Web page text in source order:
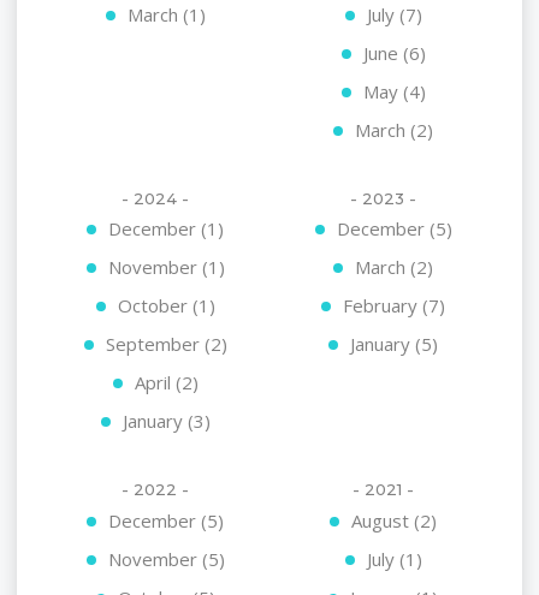
March (1)
July (7)
June (6)
May (4)
March (2)
- 2024 -
December (1)
November (1)
October (1)
September (2)
April (2)
January (3)
- 2023 -
December (5)
March (2)
February (7)
January (5)
- 2022 -
December (5)
November (5)
- 2021 -
August (2)
July (1)